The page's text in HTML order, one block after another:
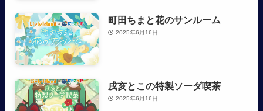
町田ちまと花のサンルーム
2025年6月16日
戌亥とこの特製ソーダ喫茶
2025年6月16日